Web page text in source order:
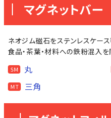
マグネットバー
ネオジム磁石をステンレスケー
食品・茶葉・材料への鉄粉混入を
SM 丸
MT 三角